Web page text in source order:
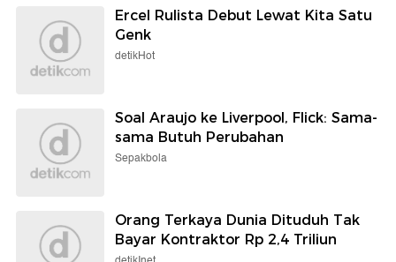
Ercel Rulista Debut Lewat Kita Satu
Genk
detikHot
Soal Araujo ke Liverpool, Flick: Sama-
sama Butuh Perubahan
Sepakbola
Orang Terkaya Dunia Dituduh Tak
Bayar Kontraktor Rp 2,4 Triliun